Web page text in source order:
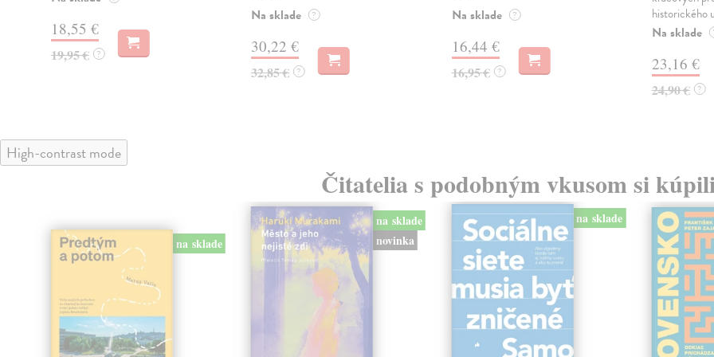
18,55 €
19,95 € ?
Na sklade ?
30,22 €
32,85 € ?
Na sklade ?
16,44 €
16,95 € ?
historického
Na sklade
23,16 €
24,90 € ?
High-contrast mode
Čitatelia s podobným vkusom si
na sklade
na sklade
novinka
na sklade